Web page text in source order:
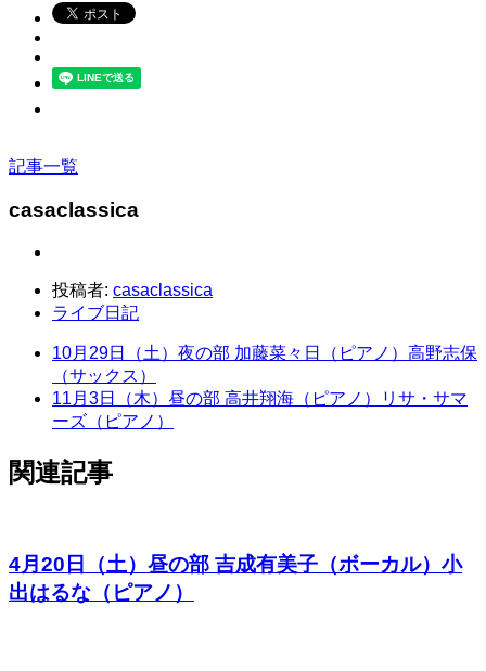
記事一覧
casaclassica
投稿者: casaclassica
ライブ日記
10月29日（土）夜の部 加藤菜々日（ピアノ）高野志保
（サックス）
11月3日（木）昼の部 高井翔海（ピアノ）リサ・サマ
ーズ（ピアノ）
関連記事
4月20日（土）昼の部 吉成有美子（ボーカル）小
出はるな（ピアノ）